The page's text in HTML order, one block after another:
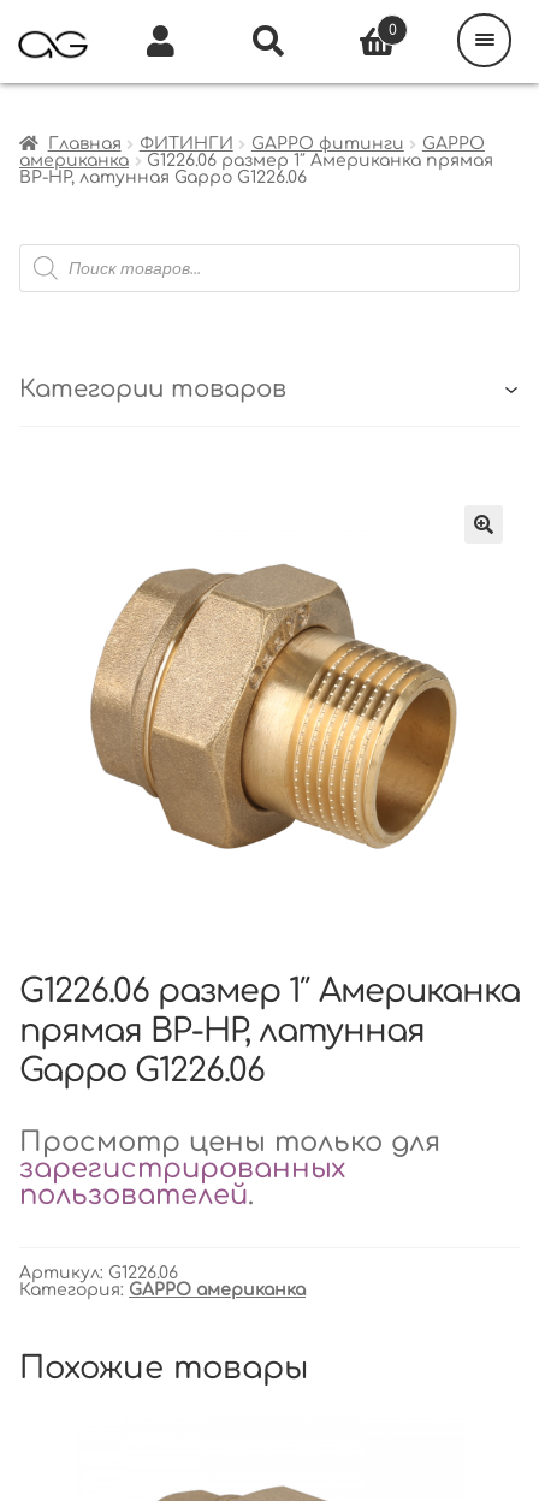
Главная ФИТИНГИ GAPPO фитинги
GAPPO
американка
G1226.06 размер 1″ Американка прямая
ВР-НР, латунная Gappo G1226.06
Поиск
товаров
Категории товаров
G1226.06 размер 1″ Американка
прямая ВР-НР, латунная
Gappo G1226.06
Просмотр цены только для
зарегистрированных
пользователей.
Артикул: G1226.06
Категория: GAPPO американка
Похожие товары
0